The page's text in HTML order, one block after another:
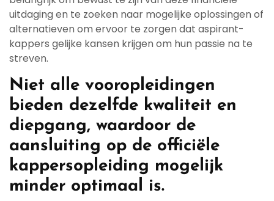
uitdaging en te zoeken naar mogelijke oplossingen of
alternatieven om ervoor te zorgen dat aspirant-
kappers gelijke kansen krijgen om hun passie na te
streven.
Niet alle vooropleidingen
bieden dezelfde kwaliteit en
diepgang, waardoor de
aansluiting op de officiële
kappersopleiding mogelijk
minder optimaal is.